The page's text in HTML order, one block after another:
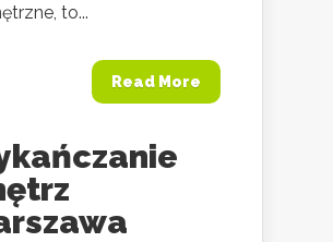
to...
Read More